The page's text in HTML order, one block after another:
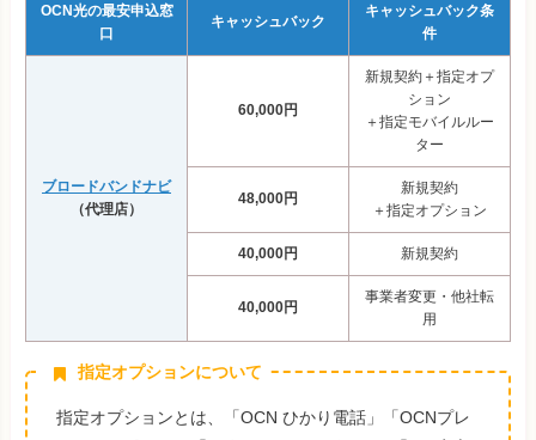
OCN光の最安申込窓
口
キャッシュバック
キャッシュバック条
件
ブロードバンドナビ
（代理店）
60,000円
新規契約＋指定オプ
ション
＋指定モバイルルー
ター
48,000円
新規契約
＋指定オプション
40,000円 新規契約
40,000円
事業者変更・他社転
用
指定オプションについて
指定オプションとは、「OCN ひかり電話」「OCNプレ